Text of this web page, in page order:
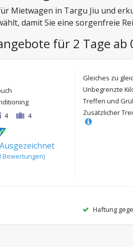
Mietwagen in Targu Jiu und
damit Sie eine sorgenfreie
für 2 Tage ab
4 4
Ausgezeichnet
Bewertungen)
Gleiches zu
Unbegrenzte
Treffen und
Zusätzlicher
Haftung